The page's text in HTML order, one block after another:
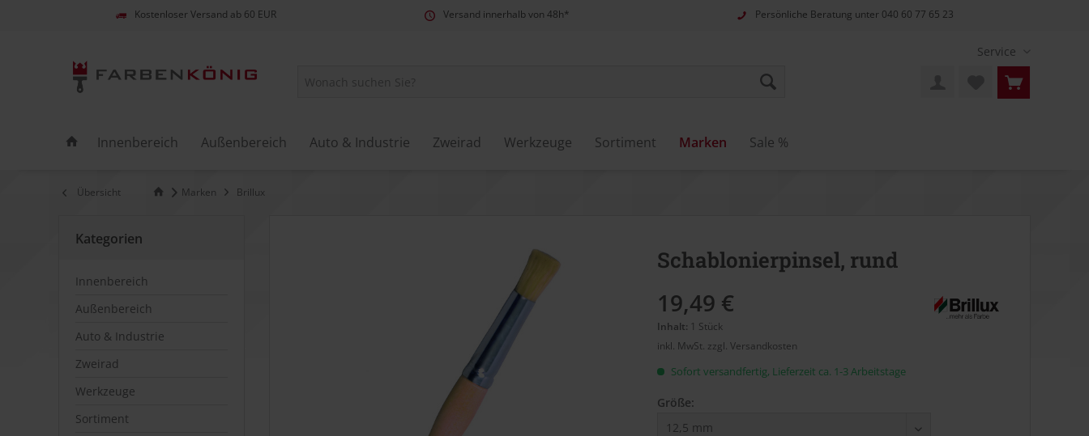
Kostenloser Versand ab 60 EUR Versand innerhalb von 48h* Persönliche Beratung unter 040 60 77 65 23
Service
Innenbereich Außenbereich Auto & Industrie Zweirad Werkzeuge Sortiment Marken Sale %
Übersicht Marken Brillux
Kategorien
Innenbereich
Außenbereich
Auto & Industrie
Zweirad
Werkzeuge
Sortiment
Schablonierpinsel, rund
19,49 €
Inhalt: 1 Stück
inkl. MwSt. zzgl. Versandkosten
Sofort versandfertig, Lieferzeit ca. 1-3 Arbeitstage
Größe: